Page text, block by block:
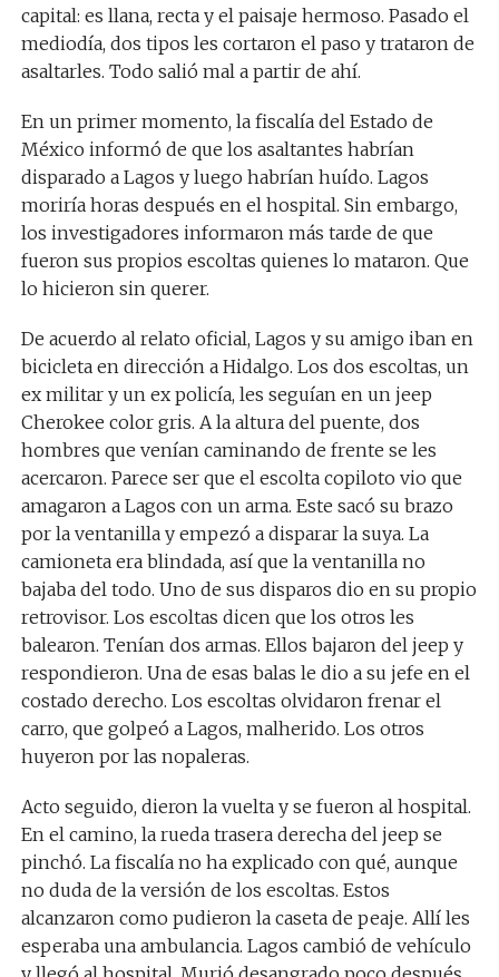
capital: es llana, recta y el paisaje hermoso. Pasado el
mediodía, dos tipos les cortaron el paso y trataron de
asaltarles. Todo salió mal a partir de ahí.
En un primer momento, la fiscalía del Estado de
México informó de que los asaltantes habrían
disparado a Lagos y luego habrían huído. Lagos
moriría horas después en el hospital. Sin embargo,
los investigadores informaron más tarde de que
fueron sus propios escoltas quienes lo mataron. Que
lo hicieron sin querer.
De acuerdo al relato oficial, Lagos y su amigo iban en
bicicleta en dirección a Hidalgo. Los dos escoltas, un
ex militar y un ex policía, les seguían en un jeep
Cherokee color gris. A la altura del puente, dos
hombres que venían caminando de frente se les
acercaron. Parece ser que el escolta copiloto vio que
amagaron a Lagos con un arma. Este sacó su brazo
por la ventanilla y empezó a disparar la suya. La
camioneta era blindada, así que la ventanilla no
bajaba del todo. Uno de sus disparos dio en su propio
retrovisor. Los escoltas dicen que los otros les
balearon. Tenían dos armas. Ellos bajaron del jeep y
respondieron. Una de esas balas le dio a su jefe en el
costado derecho. Los escoltas olvidaron frenar el
carro, que golpeó a Lagos, malherido. Los otros
huyeron por las nopaleras.
Acto seguido, dieron la vuelta y se fueron al hospital.
En el camino, la rueda trasera derecha del jeep se
pinchó. La fiscalía no ha explicado con qué, aunque
no duda de la versión de los escoltas. Estos
alcanzaron como pudieron la caseta de peaje. Allí les
esperaba una ambulancia. Lagos cambió de vehículo